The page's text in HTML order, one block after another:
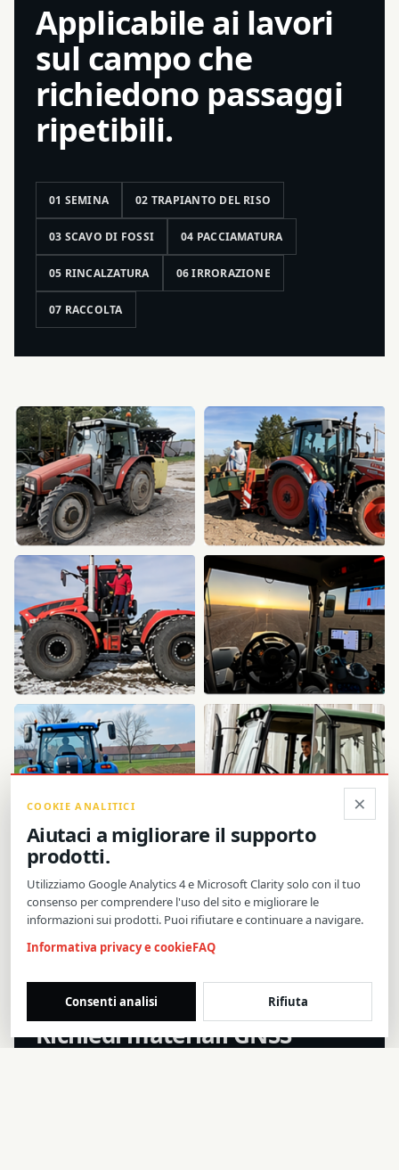
Applicabile ai lavori
sul campo che
richiedono passaggi
ripetibili.
01 SEMINA 02 TRAPIANTO DEL RISO
03 SCAVO DI FOSSI 04 PACCIAMATURA
05 RINCALZATURA 06 IRRORAZIONE
07 RACCOLTA
Scelto da agricoltori in tutto il mondo
Esempi di installazione e utilizzo in cabina mostrano il
sistema su diverse macchine agricole.
Richiedi materiali GNSS
×
COOKIE ANALITICI
Aiutaci a migliorare il supporto
prodotti.
Utilizziamo Google Analytics 4 e Microsoft Clarity solo con il tuo
consenso per comprendere l'uso del sito e migliorare le
informazioni sui prodotti. Puoi rifiutare e continuare a navigare.
Informativa privacy e cookieFAQ
Consenti analisi Rifiuta